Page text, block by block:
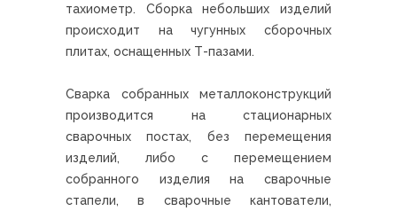
тахиометр. Сборка небольших изделий
происходит на чугунных сборочных
плитах, оснащенных Т-пазами.
Сварка собранных металлоконструкций
производится на стационарных
сварочных постах, без перемещения
изделий, либо с перемещением
собранного изделия на сварочные
стапели, в сварочные кантователи,